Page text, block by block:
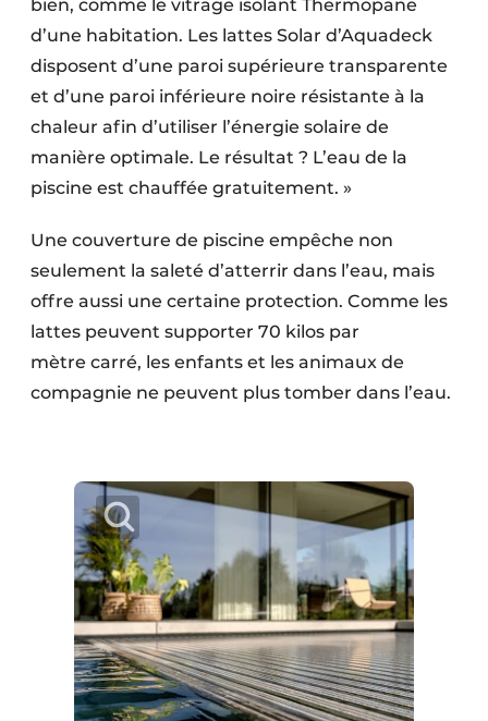
bien, comme le vitrage isolant Thermopane
d’une habitation. Les lattes Solar d’Aquadeck
disposent d’une paroi supérieure transparente
et d’une paroi inférieure noire résistante à la
chaleur afin d’utiliser l’énergie solaire de
manière optimale. Le résultat ? L’eau de la
piscine est chauffée gratuitement. »
Une couverture de piscine empêche non
seulement la saleté d’atterrir dans l’eau, mais
offre aussi une certaine protection. Comme les
lattes peuvent supporter 70 kilos par
mètre carré, les enfants et les animaux de
compagnie ne peuvent plus tomber dans l’eau.